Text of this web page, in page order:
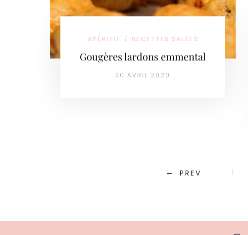
APÉRITIF / RECETTES SALÉES
Gougères lardons emmental
30 AVRIL 2020
PREV 1